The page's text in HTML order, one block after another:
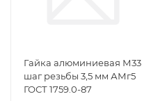
Гайка алюминиевая М33
шаг резьбы 3,5 мм АМг5
ГОСТ 1759.0-87